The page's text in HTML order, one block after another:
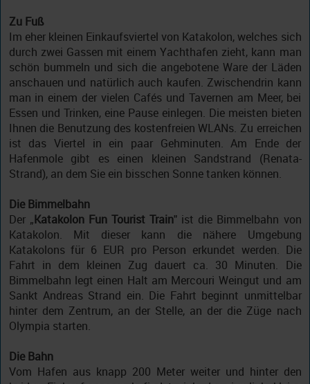
Zu Fuß
Im eher kleinen Einkaufsviertel von Katakolon, welches sich
durch zwei Gassen mit einem Yachthafen zieht, kann man
schön bummeln und sich die angebotene Ware der Läden
anschauen und natürlich auch kaufen. Zwischendrin kann
man in einem der vielen Cafés und Tavernen am Meer, bei
Essen und Trinken, eine Pause einlegen. Die meisten bieten
Ihnen die Benutzung des kostenfreien WLANs. Zu erreichen
ist das Viertel in ein paar Gehminuten. Am Ende der
Hafenmole gibt es einen kleinen Sandstrand (Renata-
Strand), an dem Sie ein bisschen Sonne tanken können.
Die Bimmelbahn
Der „Katakolon Fun Tourist Train" ist die Bimmelbahn von
Katakolon. Mit dieser kann die nähere Umgebung
Katakolons für 6 EUR pro Person erkundet werden. Die
Fahrt in dem kleinen Zug dauert ca. 30 Minuten. Die
Bimmelbahn legt einen Halt am Mercouri Weingut und am
Sankt Andreas Strand ein. Die Fahrt beginnt unmittelbar
hinter dem Zentrum, an der Stelle, an der die Züge nach
Olympia starten.
Die Bahn
Vom Hafen aus knapp 200 Meter weiter und hinter den